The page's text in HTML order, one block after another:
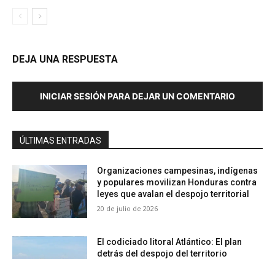
DEJA UNA RESPUESTA
INICIAR SESIÓN PARA DEJAR UN COMENTARIO
ÚLTIMAS ENTRADAS
Organizaciones campesinas, indígenas
y populares movilizan Honduras contra
leyes que avalan el despojo territorial
20 de julio de 2026
El codiciado litoral Atlántico: El plan
detrás del despojo del territorio